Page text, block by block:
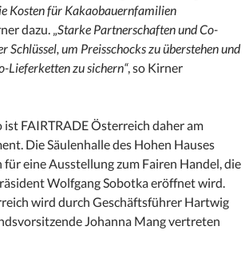
Kosten für Kakaobauernfamilien
dazu. „Starke Partnerschaften und Co-
Schlüssel, um Preisschocks zu überstehen und
Lieferketten zu sichern“, so Kirner
ist FAIRTRADE Österreich daher am
Die Säulenhalle des Hohen Hauses
für eine Ausstellung zum Fairen Handel, die
Wolfgang Sobotka eröffnet wird.
wird durch Geschäftsführer Hartwig
Johanna Mang vertreten